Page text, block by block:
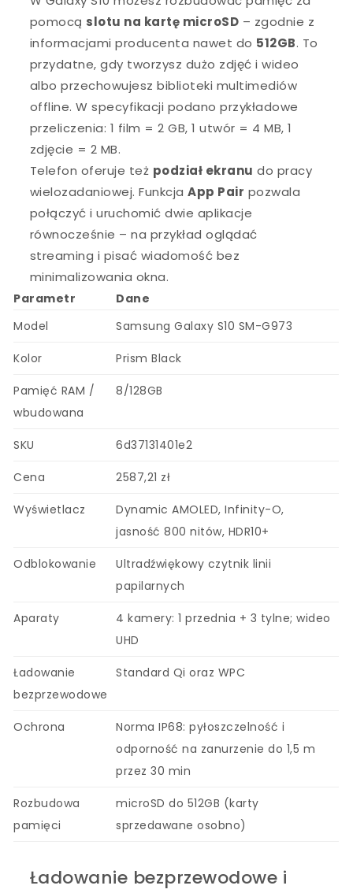
pomocą slotu na kartę microSD – zgodnie z
informacjami producenta nawet do 512GB. To
przydatne, gdy tworzysz dużo zdjęć i wideo
albo przechowujesz biblioteki multimediów
offline. W specyfikacji podano przykładowe
przeliczenia: 1 film = 2 GB, 1 utwór = 4 MB, 1
zdjęcie = 2 MB.
Telefon oferuje też podział ekranu do pracy
wielozadaniowej. FunkcjaApp Pair pozwala
połączyć i uruchomić dwie aplikacje
równocześnie – na przykład oglądać
streaming i pisać wiadomość bez
minimalizowania okna.
Parametr
Dane
Model
Samsung Galaxy S10 SM-G973
Kolor Prism Black
Pamięć RAM /
wbudowana
8/128GB
SKU 6d37131401e2
Cena 2587,21 zł
Wyświetlacz
Dynamic AMOLED, Infinity-O,
jasność 800 nitów, HDR10+
Odblokowanie
Ultradźwiękowy czytnik linii
papilarnych
Aparaty
4 kamery: 1 przednia + 3 tylne; wideo
UHD
Ładowanie
bezprzewodowe
Standard Qi oraz WPC
Ochrona
Norma IP68: pyłoszczelność i
odporność na zanurzenie do 1,5 m
przez 30 min
Rozbudowa
pamięci
microSD do 512GB (karty
sprzedawane osobno)
Ładowanie bezprzewodowe i